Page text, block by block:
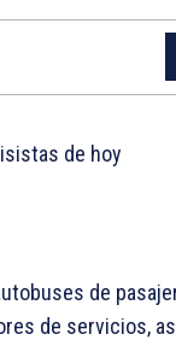
de hoy
de
de servicios,